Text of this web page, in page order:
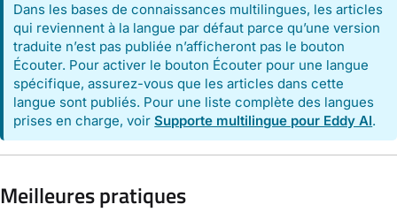
Dans les bases de connaissances multilingues, les articles
qui reviennent à la langue par défaut parce qu’une version
traduite n’est pas publiée n’afficheront pas le bouton
Écouter. Pour activer le bouton Écouter pour une langue
spécifique, assurez-vous que les articles dans cette
langue sont publiés. Pour une liste complète des langues
prises en charge, voirSupporte multilingue pour Eddy AI.
Meilleures pratiques